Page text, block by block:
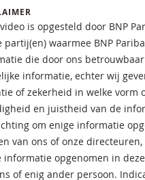
is opgesteld door BNP
partij(en) waarmee BNP
die door ons
informatie, echter wij
of zekerheid in welke vorm
en juistheid van de
om enige informatie
van ons of onze
informatie opgenomen in
of enig ander persoon.